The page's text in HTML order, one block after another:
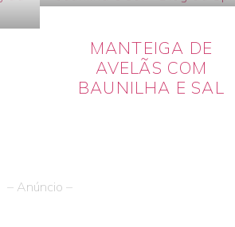
MANTEIGA DE
AVELÃS COM
BAUNILHA E SAL
– Anúncio –